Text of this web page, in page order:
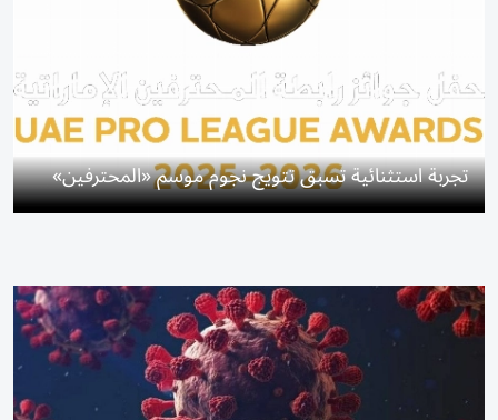
تجربة استثنائية تسبق تتويج نجوم موسم «المحترفين»